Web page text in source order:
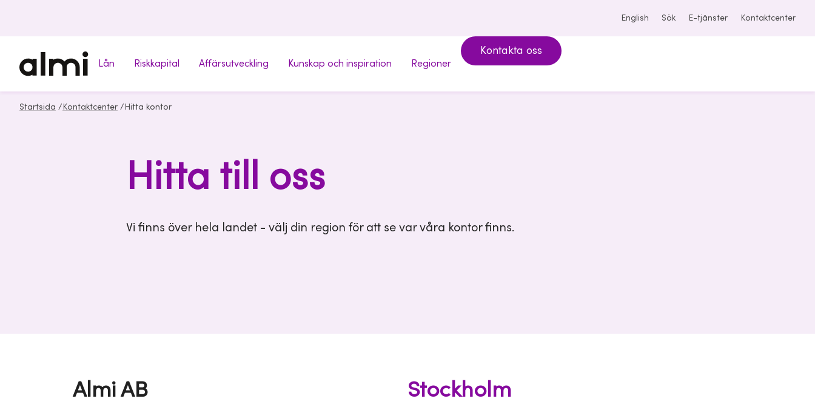
English Sök E-tjänster Kontaktcenter
Lån Riskkapital Affärsutveckling Kunskap och inspiration Regioner
Kontakta oss
Startsida / Kontaktcenter / Hitta kontor
Hitta till oss
Vi finns över hela landet - välj din region för att se var våra kontor finns.
Almi AB Stockholm